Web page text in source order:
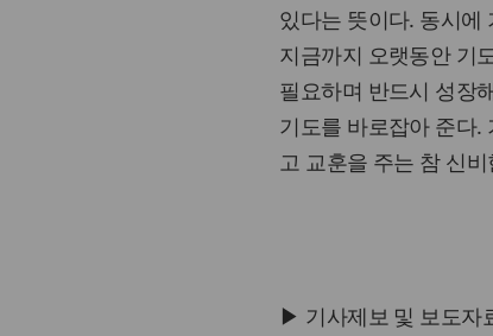
있다는 뜻이다. 동시에
지금까지 오랫동안 기
필요하며 반드시 성장
기도를 바로잡아 준다.
고 교훈을 주는 참 신
▶ 기사제보 및 보도자